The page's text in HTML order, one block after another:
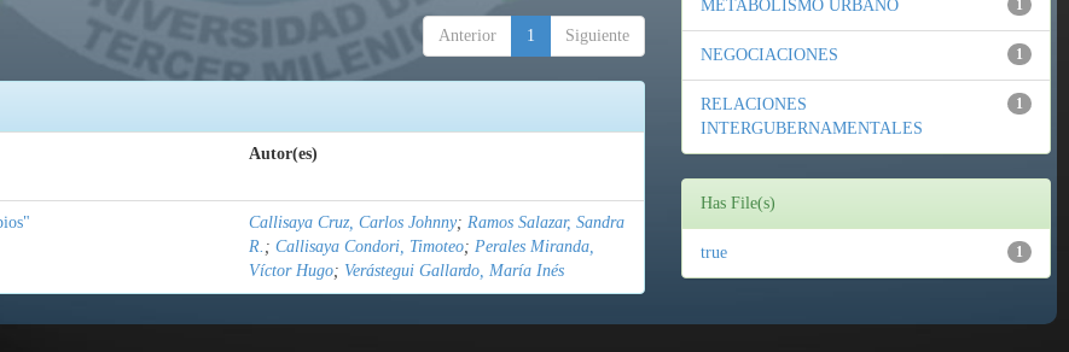
Anterior 1 Siguiente
Autor(es)
Callisaya Cruz, Carlos Johnny; Ramos Salazar, Sandra
R. ; Callisaya Condori, Timoteo; Perales Miranda,
Víctor Hugo; Verástegui Gallardo, María Inés
1
METABOLISMO URBANO
1
NEGOCIACIONES
1
RELACIONES
INTERGUBERNAMENTALES
Has File(s)
1
true